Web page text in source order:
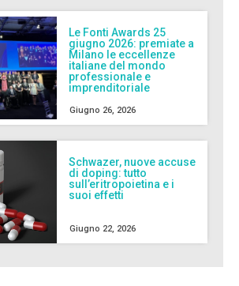
Le Fonti Awards 25
giugno 2026: premiate a
Milano le eccellenze
italiane del mondo
professionale e
imprenditoriale
Giugno 26, 2026
Schwazer, nuove accuse
di doping: tutto
sull’eritropoietina e i
suoi effetti
Giugno 22, 2026